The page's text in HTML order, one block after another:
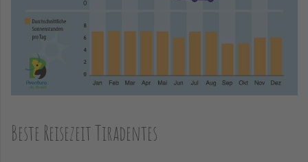
Beste Reisezeit Tiradentes